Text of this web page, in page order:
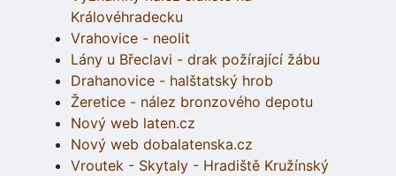
Královéhradecku
Vrahovice - neolit
Lány u Břeclavi - drak požírající žábu
Drahanovice - halštatský hrob
Žeretice - nález bronzového depotu
Nový web laten.cz
Nový web dobalatenska.cz
Vroutek - Skytaly - Hradiště Kružínský